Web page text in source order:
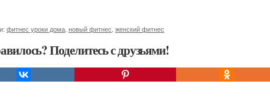
фитнес уроки дома новый фитнес женский фитнес
Поделитесь с друзьями!